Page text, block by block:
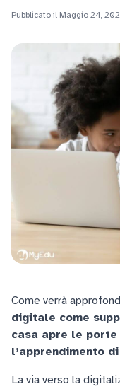
Pubblicato il Maggio 24,
Come verrà
digitale come
casa apre le
l’apprendimento
La via verso la